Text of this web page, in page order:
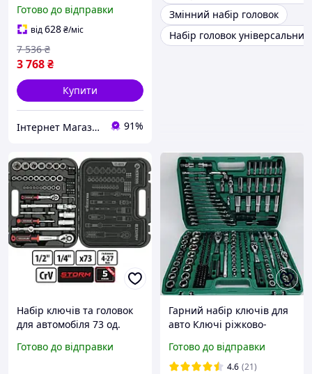
комбінований хороший,
Набір насадок торцевих з
тріскачкою, MTS
Готово до відправки
від628₴/міс
3 768₴
7 536 ₴
Купити
Інтернет Магазин "StepShop" 91%
Змінний набір головок
Набір головок універсальний
Набір ключів та головок
для автомобіля 73 од.
INTERTOOL ET-8073 у
Готово до відправки
Гарний набір ключів для
авто Ключі ріжково-
інструмента у валізі 216
предметів
Готово до відправки
4.6 (21)